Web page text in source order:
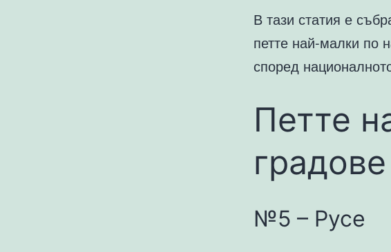
В тази статия е
петте най-малки по
според
Петте
№5 – Русе